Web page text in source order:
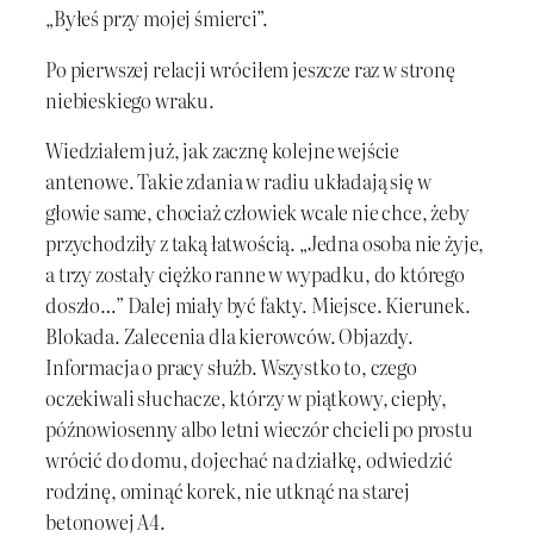
„Byłeś przy mojej śmierci”.
Po pierwszej relacji wróciłem jeszcze raz w stronę
niebieskiego wraku.
Wiedziałem już, jak zacznę kolejne wejście
antenowe. Takie zdania w radiu układają się w
głowie same, chociaż człowiek wcale nie chce, żeby
przychodziły z taką łatwością. „Jedna osoba nie żyje,
a trzy zostały ciężko ranne w wypadku, do którego
doszło…” Dalej miały być fakty. Miejsce. Kierunek.
Blokada. Zalecenia dla kierowców. Objazdy.
Informacja o pracy służb. Wszystko to, czego
oczekiwali słuchacze, którzy w piątkowy, ciepły,
późnowiosenny albo letni wieczór chcieli po prostu
wrócić do domu, dojechać na działkę, odwiedzić
rodzinę, ominąć korek, nie utknąć na starej
betonowej A4.